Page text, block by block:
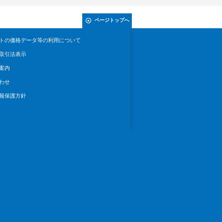
ページトップへ
の価格データ等の利用について
引法表示
内
せ
保護方針